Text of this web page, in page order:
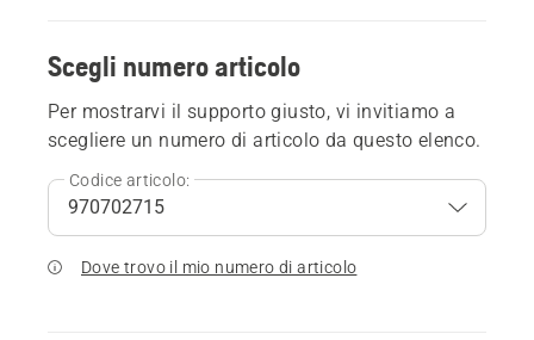
Scegli numero articolo
Per mostrarvi il supporto giusto, vi invitiamo a
scegliere un numero di articolo da questo elenco.
Codice articolo:
Dove trovo il mio numero di articolo